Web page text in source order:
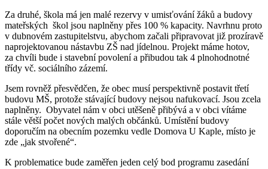
Za druhé, škola má jen malé rezervy v umisťování žáků a budovy
mateřských škol jsou naplněny přes 100 % kapacity. Navrhnu proto
v dubnovém zastupitelstvu, abychom začali připravovat již prozíravě
naprojektovanou nástavbu ZŠ nad jídelnou. Projekt máme hotov,
za chvíli bude i stavební povolení a přibudou tak 4 plnohodnotné
třídy vč. sociálního zázemí.
Jsem rovněž přesvědčen, že obec musí perspektivně postavit třetí
budovu MŠ, protože stávající budovy nejsou nafukovací. Jsou zcela
naplněny. Obyvatel nám v obci utěšeně přibývá a v obci vítáme
stále větší počet nových malých občánků. Umístění budovy
doporučím na obecním pozemku vedle Domova U Kaple, místo je
zde „jak stvořené“.
K problematice bude zaměřen jeden celý bod programu zasedání